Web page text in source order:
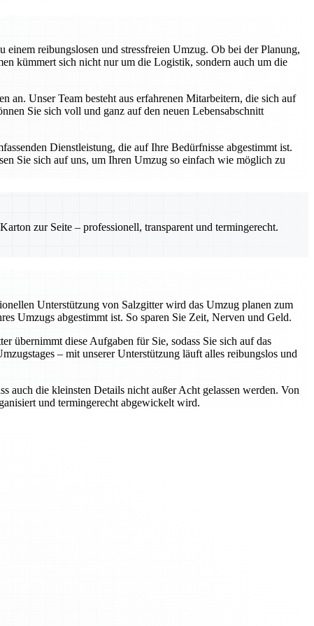
reibungslosen und stressfreien Umzug. Ob bei der Planung,
kümmert sich nicht nur um die Logistik, sondern auch um die
Unser Team besteht aus erfahrenen Mitarbeitern, die sich auf
Sie sich voll und ganz auf den neuen Lebensabschnitt
Dienstleistung, die auf Ihre Bedürfnisse abgestimmt ist.
Sie sich auf uns, um Ihren Umzug so einfach wie möglich zu
zur Seite – professionell, transparent und termingerecht.
Unterstützung von Salzgitter wird das Umzug planen zum
Umzugs abgestimmt ist. So sparen Sie Zeit, Nerven und Geld.
übernimmt diese Aufgaben für Sie, sodass Sie sich auf das
– mit unserer Unterstützung läuft alles reibungslos und
auch die kleinsten Details nicht außer Acht gelassen werden. Von
und termingerecht abgewickelt wird.